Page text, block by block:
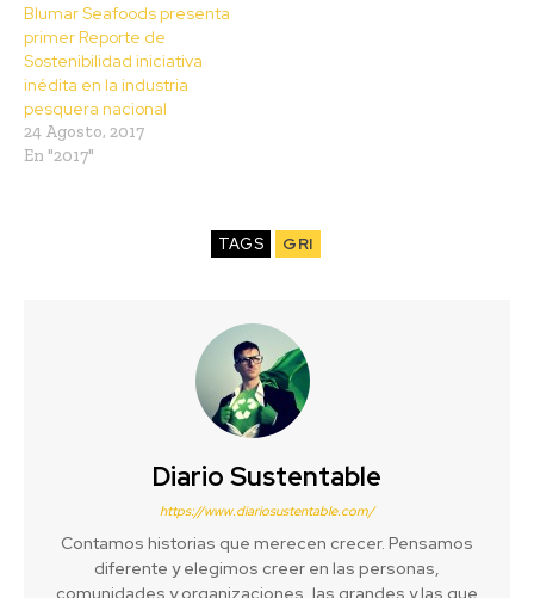
Blumar Seafoods presenta
primer Reporte de
Sostenibilidad iniciativa
inédita en la industria
pesquera nacional
24 Agosto, 2017
En "2017"
TAGS GRI
Diario Sustentable
https://www.diariosustentable.com/
Contamos historias que merecen crecer. Pensamos
diferente y elegimos creer en las personas,
comunidades y organizaciones, las grandes y las que